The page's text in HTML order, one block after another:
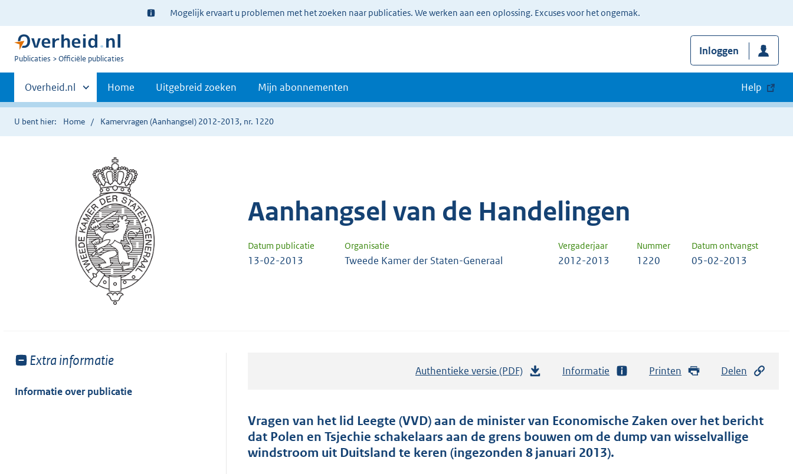
Ter
informatie:
Mogelijk ervaart u problemen met het zoeken naar publicaties. We werken aan een oplossing. Excuses voor het ongemak.
U
Publicaties Officiële publicaties
Inloggen
Primaire
navigatie
Andere
sites
binnen
Overheid.nl Home Uitgebreid zoeken Mijn abonnementen Help
U bent hier: Home Kamervragen (Aanhangsel) 2012-2013, nr. 1220
Aanhangsel van de Handelingen
Datum publicatie Organisatie Vergaderjaar Nummer Datum ontvangst
13-02-2013 Tweede Kamer der Staten-Generaal 2012-2013 1220 05-02-2013
Toon
van:
Extra informatie
Informatie over publicatie
Authentieke versie (PDF)
t
a
n
Informatie Printen Delen
Vragen van het lid Leegte (VVD) aan de minister van Economische Zaken over het bericht
dat Polen en Tsjechie schakelaars aan de grens bouwen om de dump van wisselvallige
windstroom uit Duitsland te keren (ingezonden 8 januari 2013).